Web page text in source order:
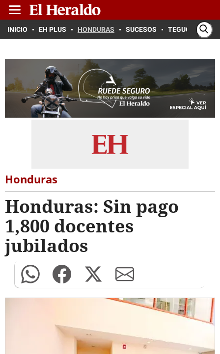
INICIO EH PLUS HONDURAS SUCESOS TEGUCIGALPA
Honduras
Honduras: Sin pago
1,800 docentes
jubilados